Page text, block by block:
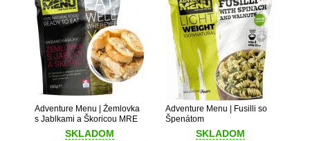
Adventure Menu | Žemlovka
s Jablkami a Škoricou MRE
SKLADOM
Adventure Menu | Fusilli so
Špenátom
SKLADOM